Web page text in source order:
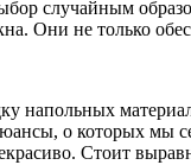
случайным
Они не только
напольных
о которых мы
Стоит